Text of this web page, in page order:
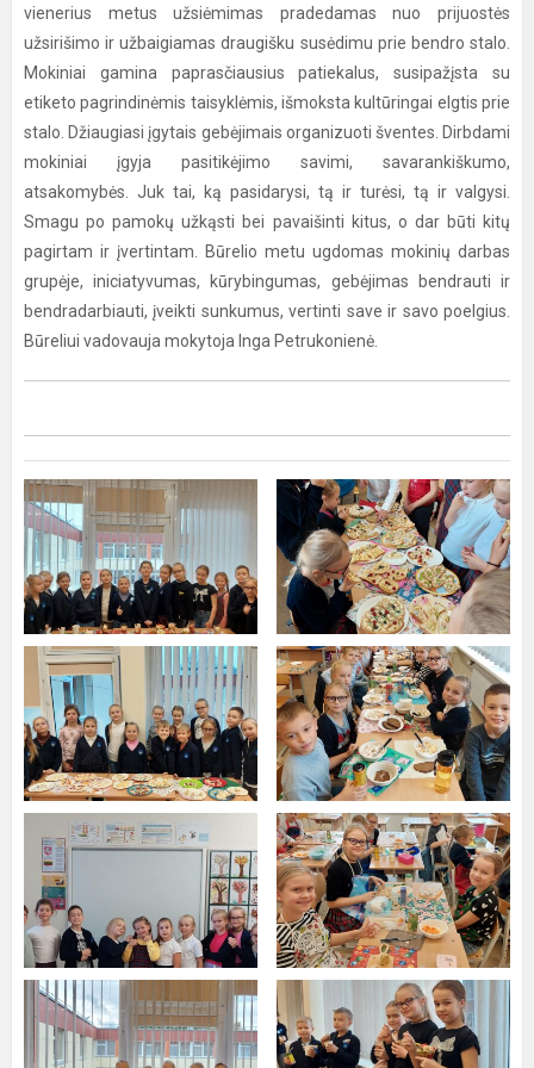
vienerius metus užsiėmimas pradedamas nuo prijuostės
užsirišimo ir užbaigiamas draugišku susėdimu prie bendro stalo.
Mokiniai gamina paprasčiausius patiekalus, susipažįsta su
etiketo pagrindinėmis taisyklėmis, išmoksta kultūringai elgtis prie
stalo. Džiaugiasi įgytais gebėjimais organizuoti šventes. Dirbdami
mokiniai įgyja pasitikėjimo savimi, savarankiškumo,
atsakomybės. Juk tai, ką pasidarysi, tą ir turėsi, tą ir valgysi.
Smagu po pamokų užkąsti bei pavaišinti kitus, o dar būti kitų
pagirtam ir įvertintam. Būrelio metu ugdomas mokinių darbas
grupėje, iniciatyvumas, kūrybingumas, gebėjimas bendrauti ir
bendradarbiauti, įveikti sunkumus, vertinti save ir savo poelgius.
Būreliui vadovauja mokytoja Inga Petrukonienė.